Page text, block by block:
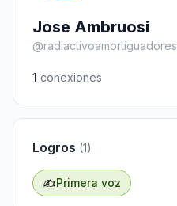
Jose Ambruosi
@radiactivoamortiguadores
1 conexiones
Logros (1)
✍️Primera voz